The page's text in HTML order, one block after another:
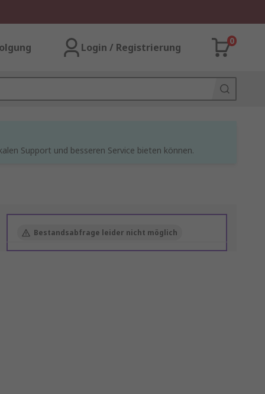
Login / Registrierung
0
Support und besseren Service bieten können.
Bestandsabfrage leider nicht möglich